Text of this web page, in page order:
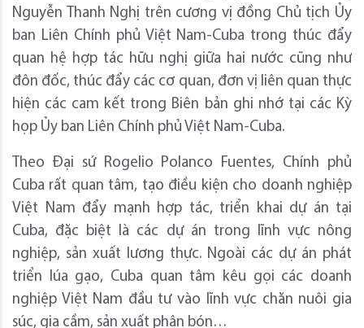
Nguyễn Thanh Nghị trên cương vị đồng Chủ tịch Ủy
ban Liên Chính phủ Việt Nam-Cuba trong thúc đẩy
quan hệ hợp tác hữu nghị giữa hai nước cũng như
đôn đốc, thúc đẩy các cơ quan, đơn vị liên quan thực
hiện các cam kết trong Biên bản ghi nhớ tại các Kỳ
họp Ủy ban Liên Chính phủ Việt Nam-Cuba.
Theo Đại sứ Rogelio Polanco Fuentes, Chính phủ
Cuba rất quan tâm, tạo điều kiện cho doanh nghiệp
Việt Nam đẩy mạnh hợp tác, triển khai dự án tại
Cuba, đặc biệt là các dự án trong lĩnh vực nông
nghiệp, sản xuất lương thực. Ngoài các dự án phát
triển lúa gạo, Cuba quan tâm kêu gọi các doanh
nghiệp Việt Nam đầu tư vào lĩnh vực chăn nuôi gia
súc, gia cầm, sản xuất phân bón…